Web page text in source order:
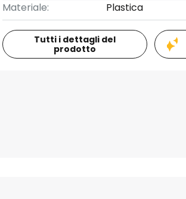
Materiale:
Plastica
Tutti i dettagli del
prodotto